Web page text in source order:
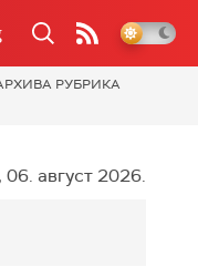
РУБРИКА
06. август 2026.